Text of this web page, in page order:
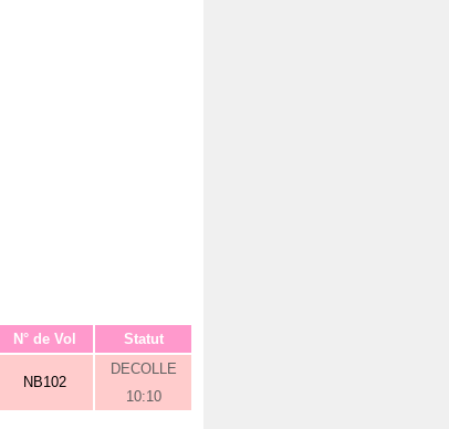
N° de Vol Statut
NB102
DECOLLE
10:10